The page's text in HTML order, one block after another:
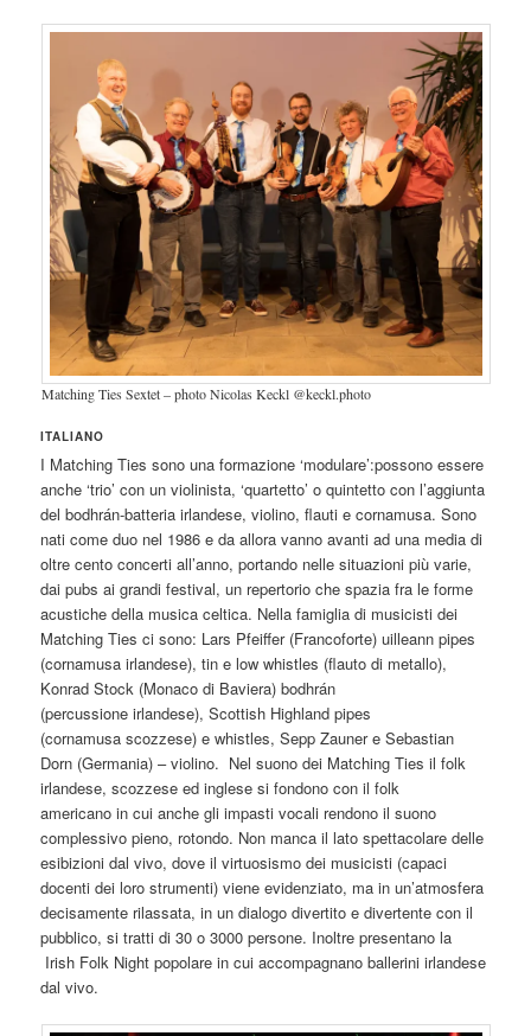
Matching Ties Sextet – photo Nicolas Keckl @keckl.photo
ITALIANO
I Matching Ties sono una formazione ‘modulare’:possono essere
anche ‘trio’ con un violinista, ‘quartetto’ o quintetto con l’aggiunta
del bodhrán-batteria irlandese, violino, flauti e cornamusa. Sono
nati come duo nel 1986 e da allora vanno avanti ad una media di
oltre cento concerti all’anno, portando nelle situazioni più varie,
dai pubs ai grandi festival, un repertorio che spazia fra le forme
acustiche della musica celtica. Nella famiglia di musicisti dei
Matching Ties ci sono: Lars Pfeiffer (Francoforte) uilleann pipes
(cornamusa irlandese), tin e low whistles (flauto di metallo),
Konrad Stock (Monaco di Baviera) bodhrán
(percussione irlandese), Scottish Highland pipes
(cornamusa scozzese) e whistles, Sepp Zauner e Sebastian
Dorn (Germania) – violino. Nel suono dei Matching Ties il folk
irlandese, scozzese ed inglese si fondono con il folk
americano in cui anche gli impasti vocali rendono il suono
complessivo pieno, rotondo. Non manca il lato spettacolare delle
esibizioni dal vivo, dove il virtuosismo dei musicisti (capaci
docenti dei loro strumenti) viene evidenziato, ma in un’atmosfera
decisamente rilassata, in un dialogo divertito e divertente con il
pubblico, si tratti di 30 o 3000 persone. Inoltre presentano la
Irish Folk Night popolare in cui accompagnano ballerini irlandese
dal vivo.